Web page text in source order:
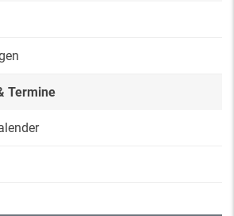
Termine